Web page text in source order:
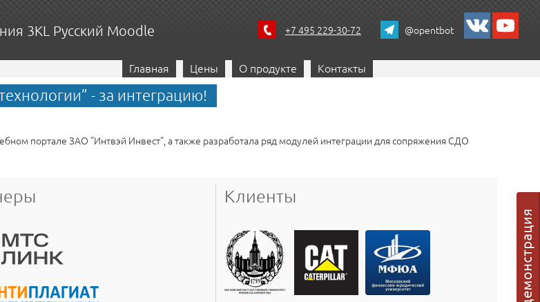
3KL Русский Moodle @opentbot
+7 495 229-30-72
Главная Цены О продукте Контакты
- за интеграцию!
портале ЗАО "Интвэй Инвест", а также разработала ряд модулей интеграции для сопряжения СДО
Клиенты